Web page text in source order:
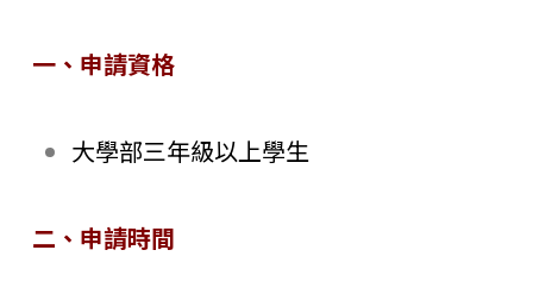
一、申請資格
大學部三年級以上學生
二、申請時間